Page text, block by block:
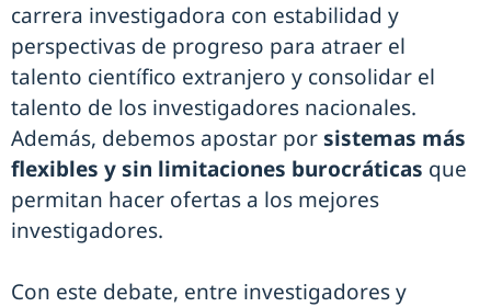
carrera investigadora con estabilidad y
perspectivas de progreso para atraer el
talento científico extranjero y consolidar el
talento de los investigadores nacionales.
Además, debemos apostar porsistemas más
flexibles y sin limitaciones burocráticas que
permitan hacer ofertas a los mejores
investigadores.
Con este debate, entre investigadores y